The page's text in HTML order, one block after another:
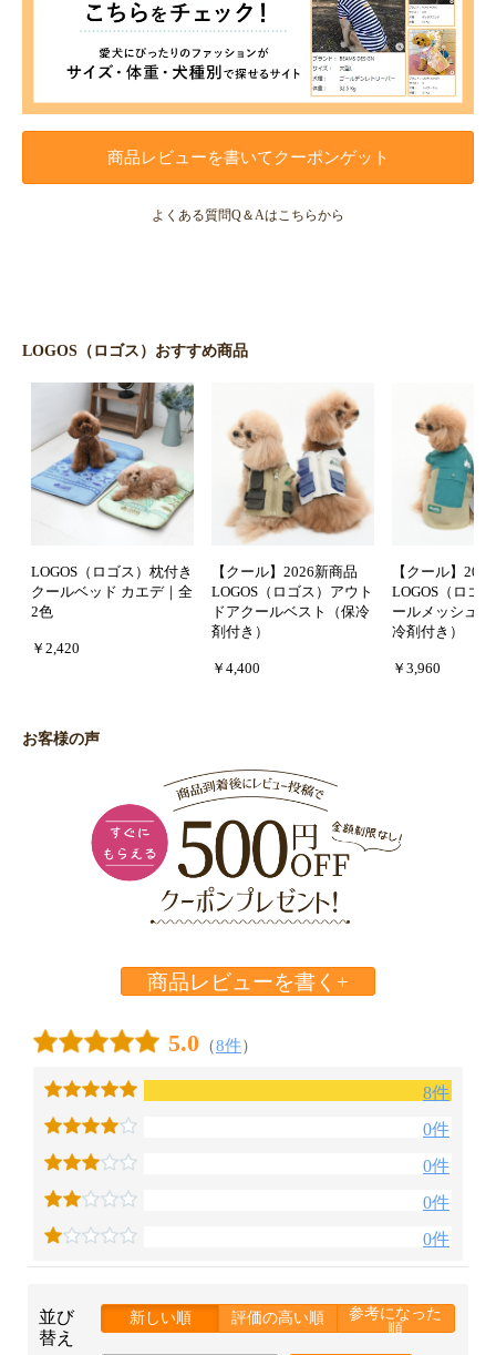
商品レビューを書いてクーポンゲット
よくある質問Q＆Aはこちらから
LOGOS（ロゴス）おすすめ商品
LOGOS（ロゴス）枕付き
クールベッド カエデ｜全
2色
￥2,420
【クール】2026新商品
LOGOS（ロゴス）アウト
ドアクールベスト（保冷
剤付き）
￥4,400
【クール】
LOGOS（ロゴ
ールメッシュ
冷剤付き）
￥3,960
お客様の声
商品レビューを書く+
5.0 （8件）
8件
0件
0件
0件
0件
並び
替え
新しい順 評価の高い順
参考になった
順